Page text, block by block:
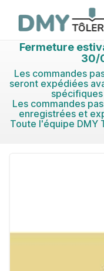
Fermeture
30/
Les commandes
seront expédiées
Les commandes
enregistrées et
Toute l'équipe DMY